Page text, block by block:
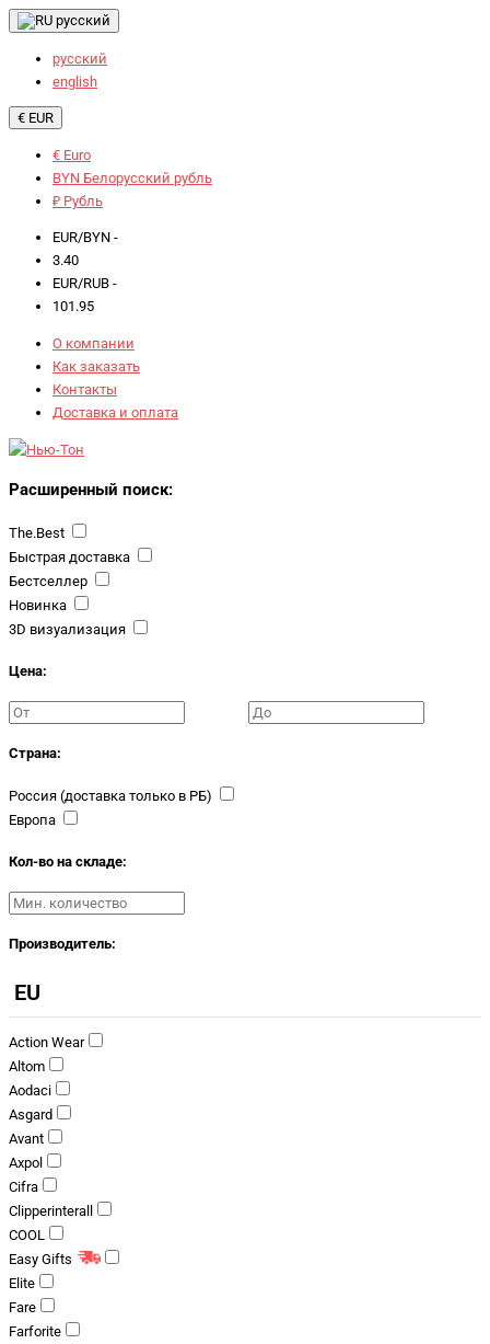
русский
русский
english
€ EUR
€ Euro
BYN Белорусский рубль
₽ Рубль
EUR/BYN -
3.40
EUR/RUB -
101.95
О компании
Как заказать
Контакты
Доставка и оплата
Расширенный поиск:
The.Best
Быстрая доставка
Бестселлер
Новинка
3D визуализация
Цена:
Страна:
Россия (доставка только в РБ)
Европа
Кол-во на складе:
Производитель:
EU
Action Wear
Altom
Aodaci
Asgard
Avant
Axpol
Cifra
Clipperinterall
COOL
Easy Gifts
Elite
Fare
Farforite